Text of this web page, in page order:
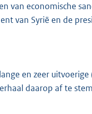
van economische
van Syrië en de
en zeer
daarop af te